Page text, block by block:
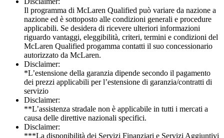
Il programma di McLaren Qualified può variare da nazione a
nazione ed è sottoposto alle condizioni generali e procedure
applicabili. Se desidera di ricevere ulteriori informazioni
riguardo vantaggi, eleggibilità, criteri, termini e condizioni del
McLaren Qualified progamma contatti il suo concessionario
autorizzato da McLaren.
Disclaimer:
*L’estensione della garanzia dipende secondo il pagamento
dei prezzi applicabili per l’estensione di garanzia/contratti di
servizio
Disclaimer:
**L’assistenza stradale non è applicabile in tutti i mercati a
causa delle direttive nazionali specifici.
Disclaimer:
***La disponibilità dei Servizi Finanziari e Servizi Aggiuntivi